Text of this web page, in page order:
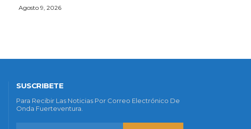
Agosto 9, 2026
SUSCRIBETE
Para Recibir Las Noticias Por Correo Electrónico De
Onda Fuerteventura.